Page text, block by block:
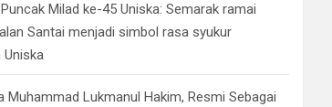
Milad ke-45 Uniska: Semarak ramai
Santai menjadi simbol rasa syukur
Uniska
Muhammad Lukmanul Hakim, Resmi Sebagai